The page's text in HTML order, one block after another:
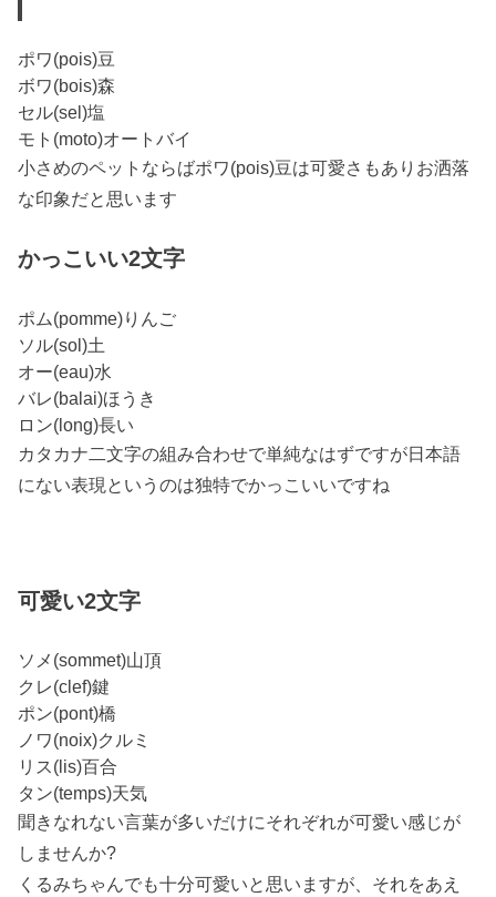
ポワ(pois)豆
ボワ(bois)森
セル(sel)塩
モト(moto)オートバイ
小さめのペットならばポワ(pois)豆は可愛さもありお洒落
な印象だと思います
かっこいい2文字
ポム(pomme)りんご
ソル(sol)土
オー(eau)水
バレ(balai)ほうき
ロン(long)長い
カタカナ二文字の組み合わせで単純なはずですが日本語
にない表現というのは独特でかっこいいですね
可愛い2文字
ソメ(sommet)山頂
クレ(clef)鍵
ポン(pont)橋
ノワ(noix)クルミ
リス(lis)百合
タン(temps)天気
聞きなれない言葉が多いだけにそれぞれが可愛い感じが
しませんか?
くるみちゃんでも十分可愛いと思いますが、それをあえ